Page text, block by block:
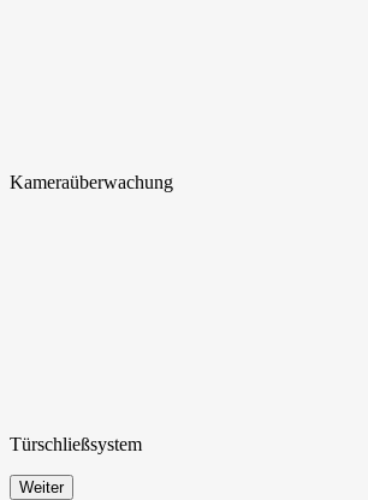
Kameraüberwachung
Türschließsystem
Weiter